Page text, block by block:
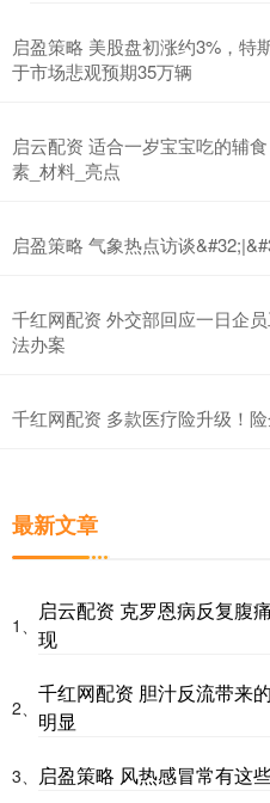
启盈策略 美股盘初涨约3%，特
于市场悲观预期35万辆
启云配资 适合一岁宝宝吃的辅
素_材料_亮点
启盈策略 气象热点访谈
千红网配资 外交部回应一日企
法办案
千红网配资 多款医疗险升级！
最新文章
1、
启云配资 克罗恩病反复腹
现
2、
千红网配资 胆汁反流带来
明显
3、 启盈策略 风热感冒常有这